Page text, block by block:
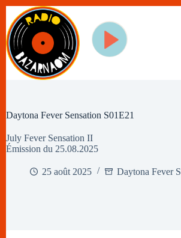
Passer
au
contenu
Daytona Fever Sensation S01E21
July Fever Sensation II
Émission du 25.08.2025
25 août 2025 Daytona Fever